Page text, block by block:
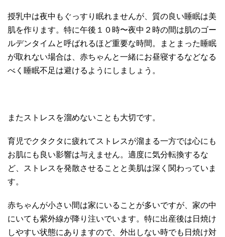
授乳中は夜中もぐっすり眠れませんが、質の良い睡眠は美
肌を作ります。特に午後１０時〜夜中２時の間は肌のゴー
ルデンタイムと呼ばれるほど重要な時間。まとまった睡眠
が取れない場合は、赤ちゃんと一緒にお昼寝するなどなる
べく睡眠不足は避けるようにしましょう。
またストレスを溜めないことも大切です。
育児でクタクタに疲れてストレスが溜まる一方では心にも
お肌にも良い影響は与えません。適度に気分転換するな
ど、ストレスを発散させることと美肌は深く関わっていま
す。
赤ちゃんが小さい間は家にいることが多いですが、家の中
にいても紫外線が降り注いでいます。特に出産後は日焼け
しやすい状態にありますので、外出しない時でも日焼け対